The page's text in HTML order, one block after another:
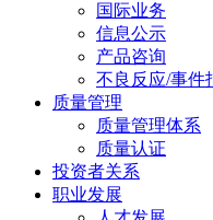
国际业务
信息公示
产品咨询
不良反应/事件
质量管理
质量管理体系
质量认证
投资者关系
职业发展